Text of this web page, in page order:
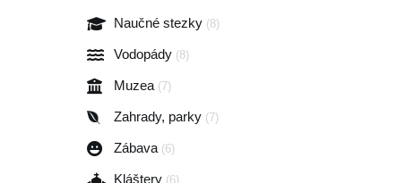
Naučné stezky (8)
Vodopády (8)
Muzea (7)
Zahrady, parky (7)
Zábava (6)
Kláštery (6)